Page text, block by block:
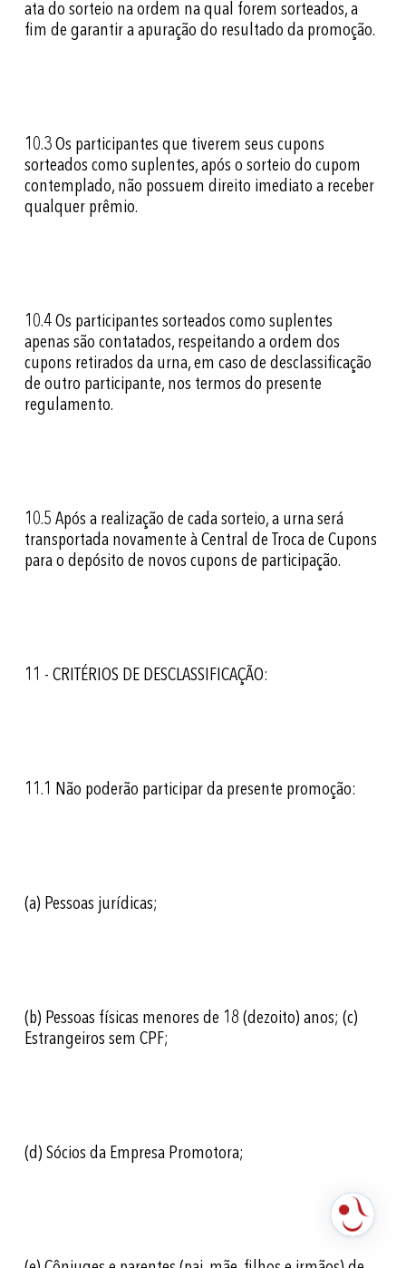
ata do sorteio na ordem na qual forem sorteados, a
fim de garantir a apuração do resultado da promoção.
10.3Os participantes que tiverem seus cupons
sorteados como suplentes, após o sorteio do cupom
contemplado, não possuem direito imediato a receber
qualquer prêmio.
10.4Os participantes sorteados como suplentes
apenas são contatados, respeitando a ordem dos
cupons retirados da urna, em caso de desclassificação
de outro participante, nos termos do presente
regulamento.
10.5Após a realização de cada sorteio, a urna será
transportada novamente à Central de Troca de Cupons
para o depósito de novos cupons de participação.
11 - CRITÉRIOS DE DESCLASSIFICAÇÃO:
11.1 Não poderão participar da presente promoção:
(a) Pessoas jurídicas;
(b) Pessoas físicas menores de 18 (dezoito) anos;(c)
Estrangeiros sem CPF;
(d)Sócios da Empresa Promotora;